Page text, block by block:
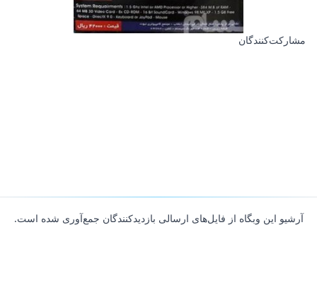
مشارکت‌کنندگان
آرشیو این وبگاه از فایل‌های ارسالی بازدیدکنندگان جمع‌آوری شده است.